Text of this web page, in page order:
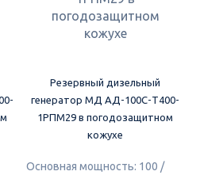
Резервный дизельный
генератор МД АД-100С-Т400-
1РПМ29 в погодозащитном
кожухе
Основная мощность: 100 /